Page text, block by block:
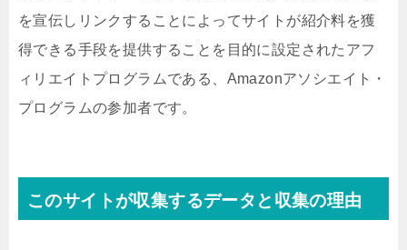
を宣伝しリンクすることによってサイトが紹介料を獲
得できる手段を提供することを目的に設定されたアフ
ィリエイトプログラムである、Amazonアソシエイト・
プログラムの参加者です。
このサイトが収集するデータと収集の理由